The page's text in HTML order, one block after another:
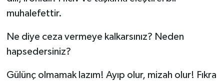
muhalefettir.
Ne diye ceza vermeye kalkarsınız? Neden
hapsedersiniz?
Gülünç olmamak lazım! Ayıp olur, mizah olur! Fıkra